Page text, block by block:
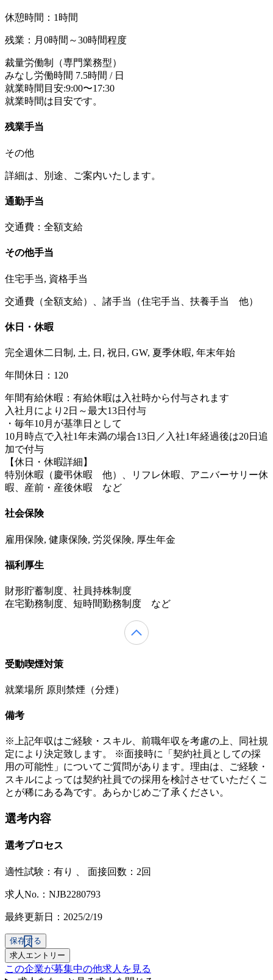
休憩時間：1時間
残業：月0時間～30時間程度
裁量労働制（専門業務型）
みなし労働時間 7.5時間 / 日
就業時間目安:9:00〜17:30
就業時間は目安です。
残業手当
その他
詳細は、別途、ご案内いたします。
通勤手当
交通費：全額支給
その他手当
住宅手当, 資格手当
交通費（全額支給）、諸手当（住宅手当、扶養手当 他）
休日・休暇
完全週休二日制, 土, 日, 祝日, GW, 夏季休暇, 年末年始
年間休日：120
年間有給休暇：有給休暇は入社時から付与されます
入社月により2日～最大13日付与
・毎年10月が基準日として
10月時点で入社1年未満の場合13日／入社1年経過後は20日追
加で付与
【休日・休暇詳細】
特別休暇（慶弔休暇 他）、リフレ休暇、アニバーサリー休
暇、産前・産後休暇 など
社会保険
雇用保険, 健康保険, 労災保険, 厚生年金
福利厚生
財形貯蓄制度、社員持株制度
在宅勤務制度、短時間勤務制度 など
受動喫煙対策
就業場所 原則禁煙（分煙）
備考
※上記年収はご経験・スキル、前職年収を考慮の上、同社規
定により決定致します。 ※面接時に「契約社員としての採
用の可能性」についてご質問があります。理由は、ご経験・
スキルによっては契約社員での採用を検討させていただくこ
とが稀にある為です。あらかじめご了承ください。
選考内容
選考プロセス
適性試験： 有り 面接回数：2回
求人No.：NJB2280793
最終更新日：2025/2/19
保存する
求人エントリー
この企業が募集中の他求人を見る